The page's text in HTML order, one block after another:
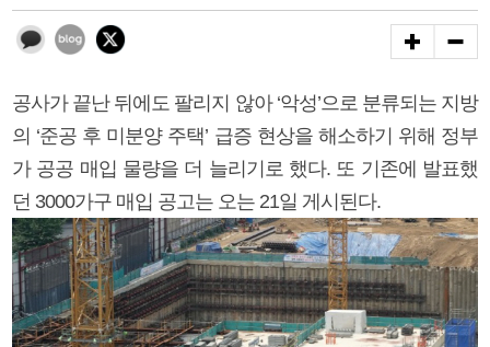
공사가 끝난 뒤에도 팔리지 않아 ‘악성’으로 분류되는 지방
의 ‘준공 후 미분양 주택’ 급증 현상을 해소하기 위해 정부
가 공공 매입 물량을 더 늘리기로 했다. 또 기존에 발표했
던 3000가구 매입 공고는 오는 21일 게시된다.